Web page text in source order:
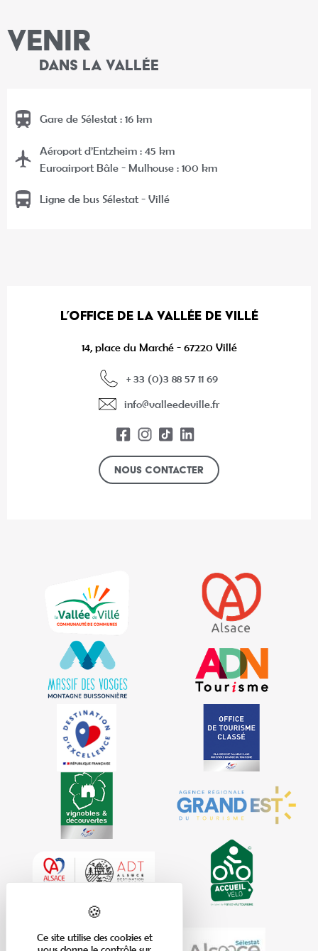
VENIR
DANS LA VALLÉE
Gare de Sélestat : 16 km
Aéroport d’Entzheim : 45 km
Euroairport Bâle - Mulhouse : 100 km
Ligne de bus Sélestat - Villé
L’OFFICE DE LA VALLÉE DE VILLÉ
14, place du Marché - 67220 Villé
+ 33 (0)3 88 57 11 69
info@valleedeville.fr
Nous contacter
Ce site utilise des cookies et